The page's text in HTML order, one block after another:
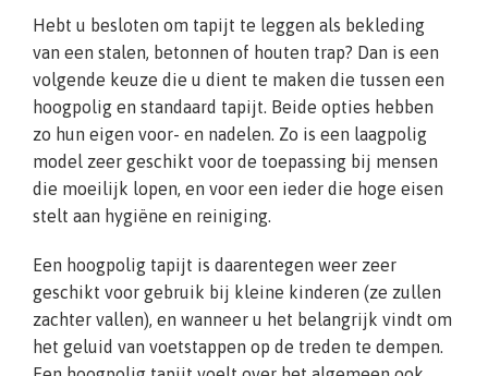
Hebt u besloten om tapijt te leggen als bekleding
van een stalen, betonnen of houten trap? Dan is een
volgende keuze die u dient te maken die tussen een
hoogpolig en standaard tapijt. Beide opties hebben
zo hun eigen voor- en nadelen. Zo is een laagpolig
model zeer geschikt voor de toepassing bij mensen
die moeilijk lopen, en voor een ieder die hoge eisen
stelt aan hygiëne en reiniging.
Een hoogpolig tapijt is daarentegen weer zeer
geschikt voor gebruik bij kleine kinderen (ze zullen
zachter vallen), en wanneer u het belangrijk vindt om
het geluid van voetstappen op de treden te dempen.